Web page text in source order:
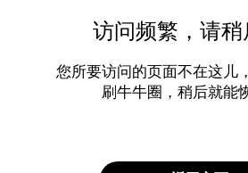
访问频繁，请稍
您所要访问的页面不在这儿
刷牛牛圈，稍后就能